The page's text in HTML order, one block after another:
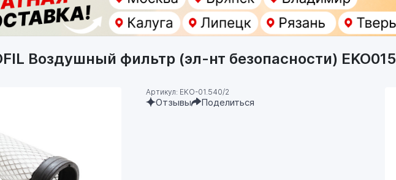
Воздушный фильтр (эл-нт безопасности)
Артикул: EKO-01.540/2
Отзывы Поделиться